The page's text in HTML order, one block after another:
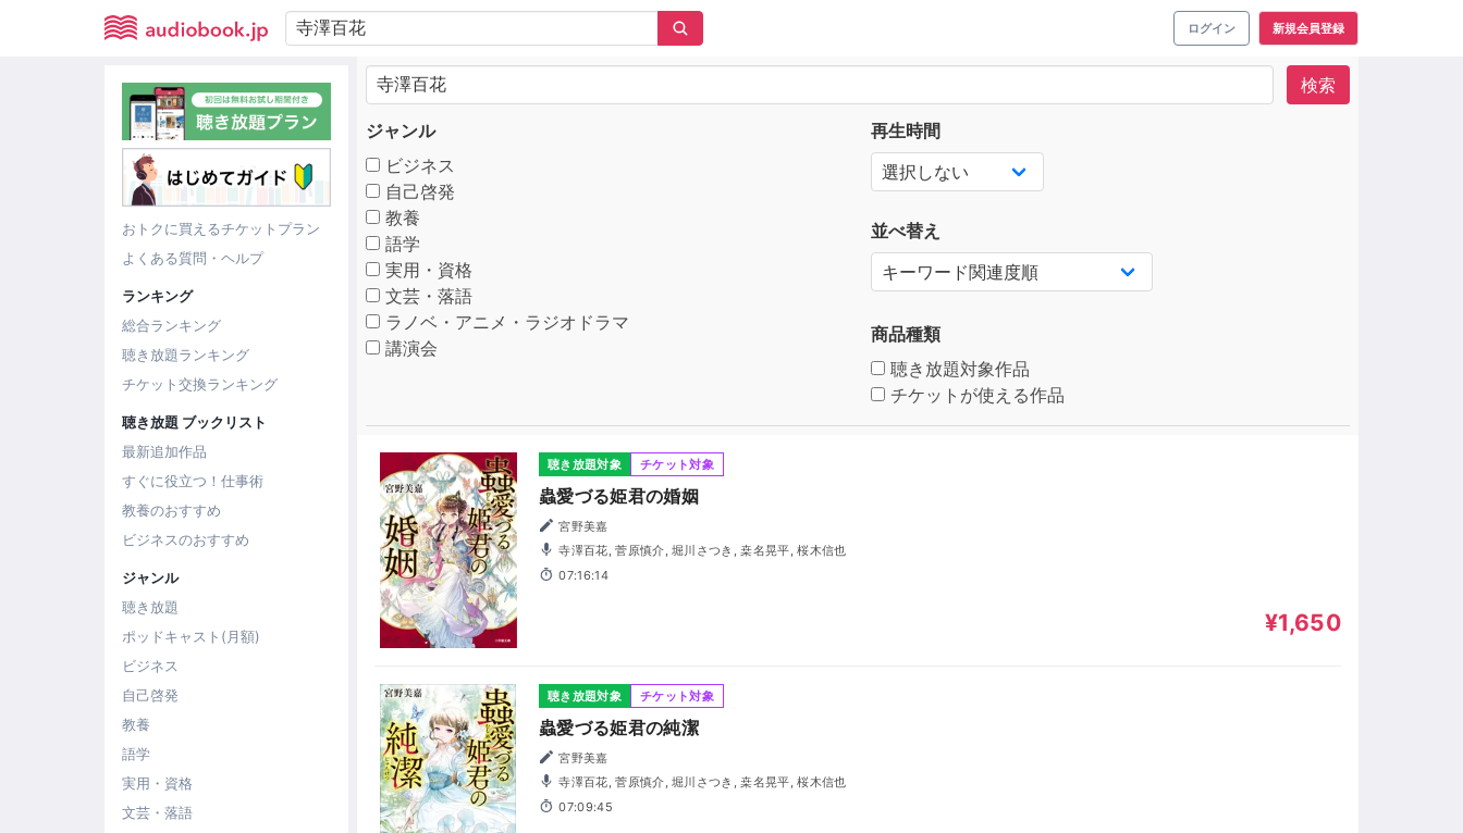
ログイン 新規会員登録
おトクに買えるチケットプラン
よくある質問・ヘルプ
ランキング
総合ランキング
聴き放題ランキング
チケット交換ランキング
聴き放題 ブックリスト
最新追加作品
すぐに役立つ！仕事術
教養のおすすめ
ビジネスのおすすめ
ジャンル
聴き放題
ポッドキャスト(月額)
ビジネス
自己啓発
教養
語学
実用・資格
文芸・落語
検索
ジャンル
ビジネス
自己啓発
教養
語学
実用・資格
文芸・落語
ラノベ・アニメ・ラジオドラマ
講演会
再生時間
並べ替え
商品種類
聴き放題対象作品
チケットが使える作品
聴き放題対象 チケット対象
蟲愛づる姫君の婚姻
宮野美嘉
寺澤百花, 菅原慎介, 堀川さつき, 桒名晃平, 桜木信也
07:16:14
¥1,650
聴き放題対象 チケット対象
蟲愛づる姫君の純潔
宮野美嘉
寺澤百花, 菅原慎介, 堀川さつき, 桒名晃平, 桜木信也
07:09:45